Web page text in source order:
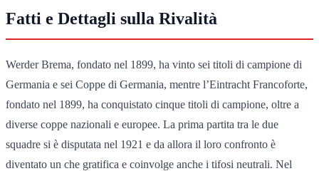
Fatti e Dettagli sulla Rivalità
Werder Brema, fondato nel 1899, ha vinto sei titoli di campione di
Germania e sei Coppe di Germania, mentre l’Eintracht Francoforte,
fondato nel 1899, ha conquistato cinque titoli di campione, oltre a
diverse coppe nazionali e europee. La prima partita tra le due
squadre si è disputata nel 1921 e da allora il loro confronto è
diventato un che gratifica e coinvolge anche i tifosi neutrali. Nel